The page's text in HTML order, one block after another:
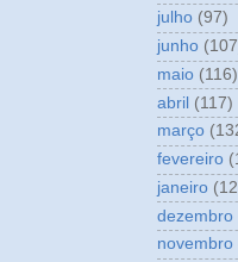
julho (97)
junho
maio (116)
abril (117)
março
fevereiro
janeiro
dezembro
novembro